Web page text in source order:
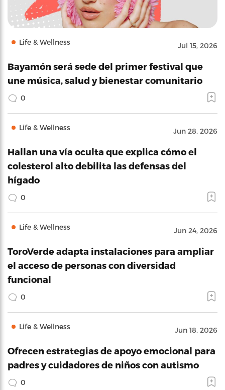
Life & Wellness Jul 15, 2026
Bayamón será sede del primer festival que
une música, salud y bienestar comunitario
0
Life & Wellness Jun 28, 2026
Hallan una vía oculta que explica cómo el
colesterol alto debilita las defensas del
hígado
0
Life & Wellness Jun 24, 2026
ToroVerde adapta instalaciones para ampliar
el acceso de personas con diversidad
funcional
0
Life & Wellness Jun 18, 2026
Ofrecen estrategias de apoyo emocional para
padres y cuidadores de niños con autismo
0